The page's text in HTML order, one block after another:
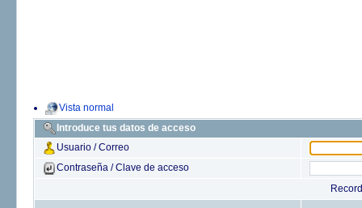
Vista normal
Introduce tus datos de acceso
Usuario / Correo
Contraseña / Clave de acceso